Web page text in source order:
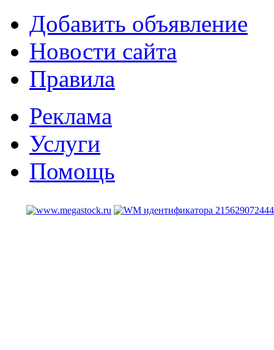
Добавить объявление
Новости сайта
Правила
Реклама
Услуги
Помощь